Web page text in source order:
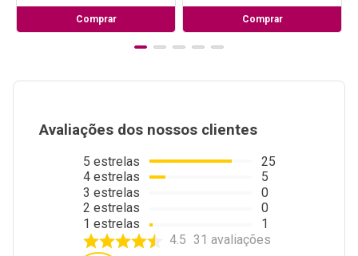
Comprar Comprar
Avaliações dos nossos clientes
5 estrelas
4 estrelas
3 estrelas
2 estrelas
1 estrelas
25
5
0
0
1
4.5 31 avaliações